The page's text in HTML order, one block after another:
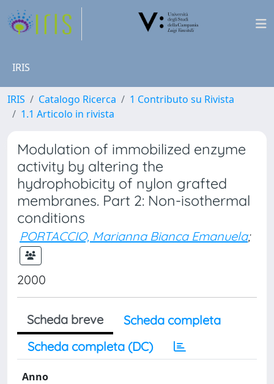
IRIS
IRIS Catalogo Ricerca
1 Contributo su Rivista
1.1 Articolo in rivista
Modulation of immobilized enzyme
activity by altering the
hydrophobicity of nylon grafted
membranes. Part 2: Non-isothermal
conditions
PORTACCIO, Marianna Bianca Emanuela;
2000
Scheda breve
Scheda completa
Scheda completa (DC)
Anno